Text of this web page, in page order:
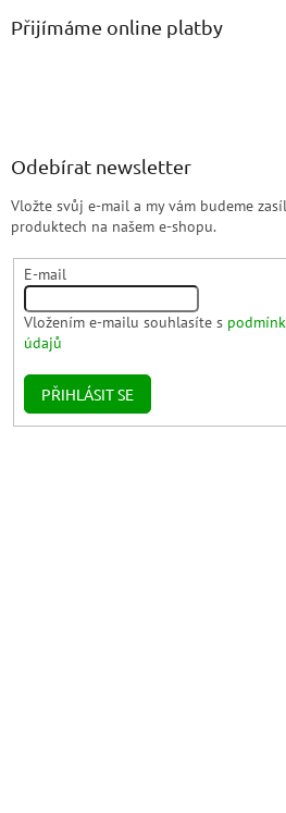
Přijímáme online platby
Odebírat newsletter
Vložte svůj e-mail a my vám budeme
produktech na našem e-shopu.
E-mail
Vložením e-mailu souhlasíte s
údajů
PŘIHLÁSIT SE